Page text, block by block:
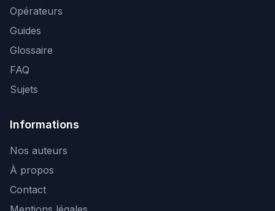
Opérateurs
Guides
Glossaire
FAQ
Sujets
Informations
Nos auteurs
À propos
Contact